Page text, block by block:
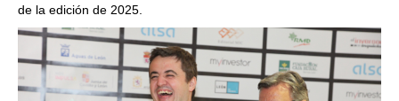
de la edición de 2025.